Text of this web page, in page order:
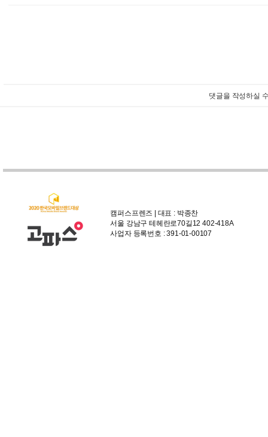
댓글을 작성하실
캠퍼스프렌즈 | 대표 : 박종찬
서울 강남구 테헤란로70길12 402-418A
사업자 등록번호 : 391-01-00107